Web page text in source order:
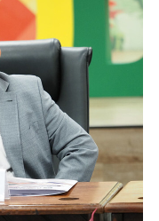
e Inclusão